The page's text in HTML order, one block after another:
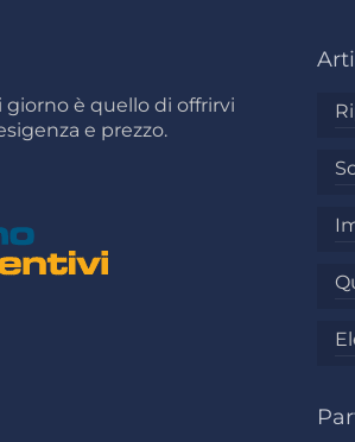
è quello di offrirvi
e prezzo.